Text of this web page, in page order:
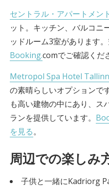
セントラル・アパートメント
ット。キッチン、バルコニ
ッドルーム3室があります
Booking.comでご確認くだ
Metropol Spa Hotel Tallinn
の素晴らしいオプションで
も高い建物の中にあり、ス
ランを提供しています。
を見る。
周辺での楽しみ
子供と一緒にKadriorg